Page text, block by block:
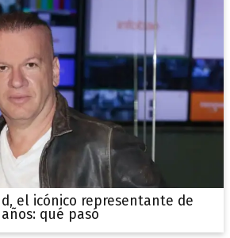
el icónico representante de
qué pasó